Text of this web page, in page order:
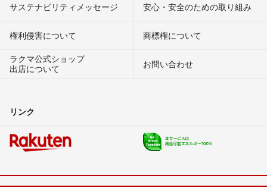
サステナビリティメッセージ 安心・安全のための取り組み
権利侵害について
商標権について
ラクマ公式ショップ
出店について
お問い合わせ
リンク